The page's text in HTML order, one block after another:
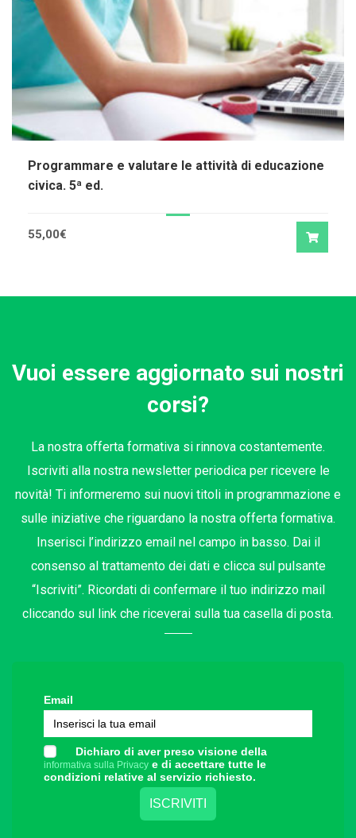
Programmare e valutare le attività di educazione
civica. 5ª ed.
55,00€
Vuoi essere aggiornato sui nostri
corsi?
La nostra offerta formativa si rinnova costantemente.
Iscriviti alla nostra newsletter periodica per ricevere le
novità! Ti informeremo sui nuovi titoli in programmazione e
sulle iniziative che riguardano la nostra offerta formativa.
Inserisci l’indirizzo email nel campo in basso. Dai il
consenso al trattamento dei dati e clicca sul pulsante
“Iscriviti”. Ricordati di confermare il tuo indirizzo mail
cliccando sul link che riceverai sulla tua casella di posta.
Email
Dichiaro di aver preso visione della
informativa sulla Privacy e di accettare tutte le
condizioni relative al servizio richiesto.